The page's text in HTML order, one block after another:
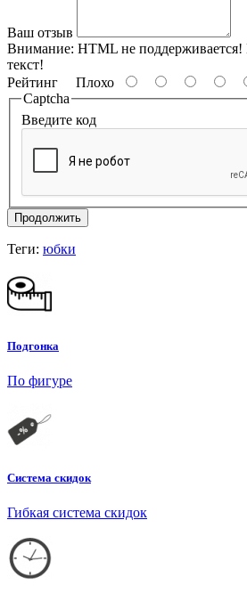
Ваш отзыв
Внимание: HTML не
текст!
Рейтинг Плохо
Captcha
Введите код
Продолжить
Теги: юбки
Подгонка
По фигуре
Система скидок
Гибкая система скидок